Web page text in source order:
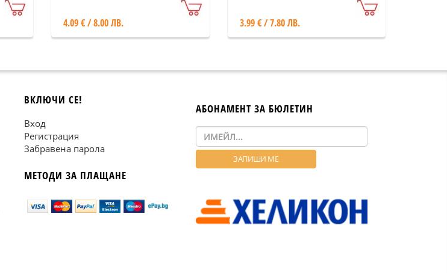
4.09 € / 8.00 ЛВ. 3.99 € / 7.80 ЛВ.
ВКЛЮЧИ СЕ!
Вход
Регистрация
Забравена парола
МЕТОДИ ЗА ПЛАЩАНЕ
АБОНАМЕНТ ЗА БЮЛЕТИН